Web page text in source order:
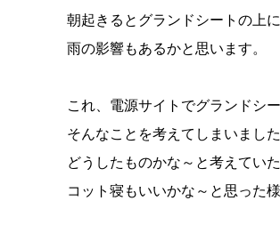
朝起きるとグランドシートの上
雨の影響もあるかと思います。
これ、電源サイトでグランドシ
そんなことを考えてしまいまし
どうしたものかな～と考えてい
コット寝もいいかな～と思った様